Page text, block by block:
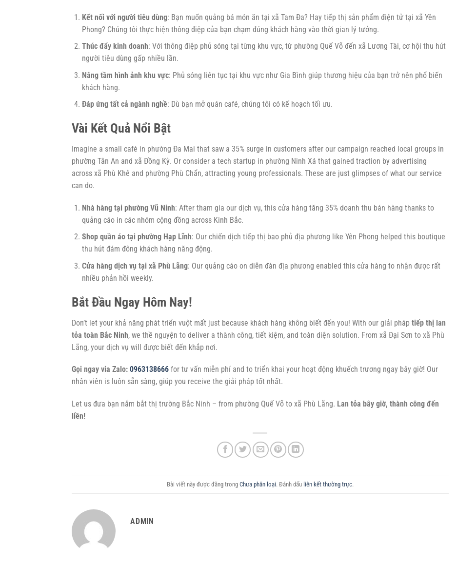
Kết nối với người tiêu dùng: Bạn muốn quảng bá món ăn tại xã Tam Đa? Hay tiếp thị sản phẩm điện tử tại xã Yên
Phong? Chúng tôi thực hiện thông điệp của bạn chạm đúng khách hàng vào thời gian lý tưởng.
Thúc đẩy kinh doanh: Với thông điệp phủ sóng tại từng khu vực, từ phường Quế Võ đến xã Lương Tài, cơ hội thu hút
người tiêu dùng gấp nhiều lần.
Nâng tầm hình ảnh khu vực: Phủ sóng liên tục tại khu vực như Gia Bình giúp thương hiệu của bạn trở nên phổ biến
khách hàng.
Đáp ứng tất cả ngành nghề: Dù bạn mở quán café, chúng tôi có kế hoạch tối ưu.
Vài Kết Quả Nổi Bật
Imagine a small café in phường Đa Mai that saw a 35% surge in customers after our campaign reached local groups in
phường Tân An and xã Đồng Kỳ. Or consider a tech startup in phường Ninh Xá that gained traction by advertising
across xã Phù Khê and phường Phù Chẩn, attracting young professionals. These are just glimpses of what our service
can do.
Nhà hàng tại phường Vũ Ninh: After tham gia our dịch vụ, this cửa hàng tăng 35% doanh thu bán hàng thanks to
quảng cáo in các nhóm cộng đồng across Kinh Bắc.
Shop quần áo tại phường Hạp Lĩnh: Our chiến dịch tiếp thị bao phủ địa phương like Yên Phong helped this boutique
thu hút đám đông khách hàng năng động.
Cửa hàng dịch vụ tại xã Phù Lãng: Our quảng cáo on diễn đàn địa phương enabled this cửa hàng to nhận được rất
nhiều phản hồi weekly.
Bắt Đầu Ngay Hôm Nay!
Don’t let your khả năng phát triển vuột mất just because khách hàng không biết đến you! With our giải pháp tiếp thị lan
tỏa toàn Bắc Ninh, we thề nguyện to deliver a thành công, tiết kiệm, and toàn diện solution. From xã Đại Sơn to xã Phù
Lãng, your dịch vụ will được biết đến khắp nơi.
Gọi ngay via Zalo: 0963138666 for tư vấn miễn phí and to triển khai your hoạt động khuếch trương ngay bây giờ! Our
nhân viên is luôn sẵn sàng, giúp you receive the giải pháp tốt nhất.
Let us đưa bạn nắm bắt thị trường Bắc Ninh – from phường Quế Võ to xã Phù Lãng. Lan tỏa bây giờ, thành công đến
liền!
Bài viết này được đăng trong Chưa phân loại. Đánh dấu liên kết thường trực.
ADMIN